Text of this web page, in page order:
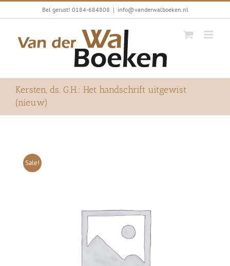
Ga
Bel gerust! 0184-684808 | info@vanderwalboeken.nl
Kersten, ds. G.H.: Het handschrift uitgewist
(nieuw)
Sale!